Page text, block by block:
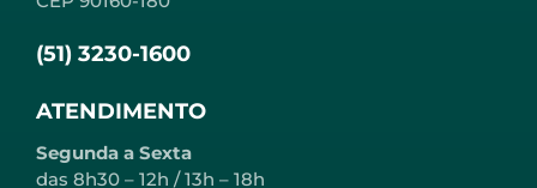
(51) 3230-1600
ATENDIMENTO
Segunda a Sexta
das 8h30 – 12h / 13h – 18h